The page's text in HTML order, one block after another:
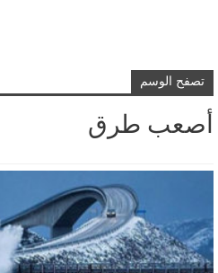
تصفح الوسم
أصعب طرق